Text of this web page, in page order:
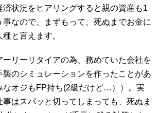
済状況をヒアリングすると親の資産も1
なので、まずもって、死ぬまでお金に
と言えます。
ーリーリタイアの為、務めていた会社を
製のシミュレーションを作ったことがあ
なオジもFP持ち(2級だけど…））。実
はスパッと切ってしまっても、死ぬま